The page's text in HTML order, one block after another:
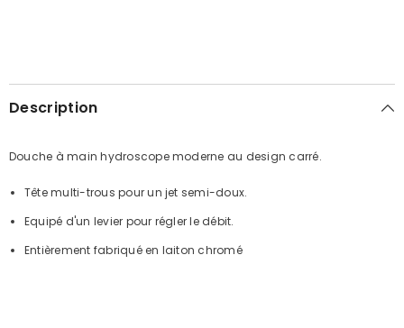
Description
Douche à main hydroscope moderne au design carré.
Tête multi-trous pour un jet semi-doux.
Equipé d'un levier pour régler le débit.
Entièrement fabriqué en laiton chromé